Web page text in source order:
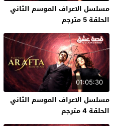
مسلسل الاعراف الموسم الثاني
الحلقة 5 مترجم
01:05:30
مسلسل الاعراف الموسم الثاني
الحلقة 4 مترجم